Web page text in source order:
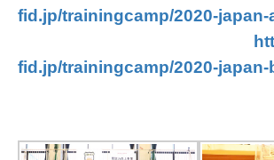
fid.jp/trainingcamp/2020-japan-
fid.jp/trainingcamp/2020-japan-